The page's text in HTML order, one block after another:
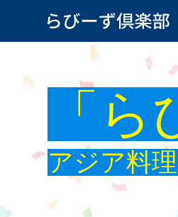
カラオケ部
カメラ部
サーフィン部
「
アジア料